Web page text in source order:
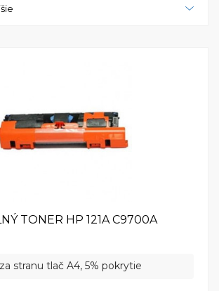
pripojenie, takže môžete
nadchne. Nech už potrebujete
fotografie alebo brožúry, HP Color
tu pre vás.
TONER HP 121A C9700A
za stranu tlač A4, 5% pokrytie